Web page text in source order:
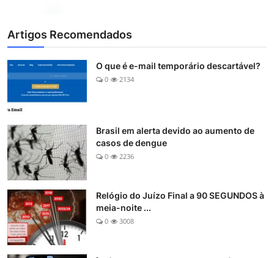
Artigos Recomendados
O que é e-mail temporário descartável?
0 2134
Brasil em alerta devido ao aumento de
casos de dengue
0 2236
Relógio do Juízo Final a 90 SEGUNDOS à
meia-noite ...
0 3008